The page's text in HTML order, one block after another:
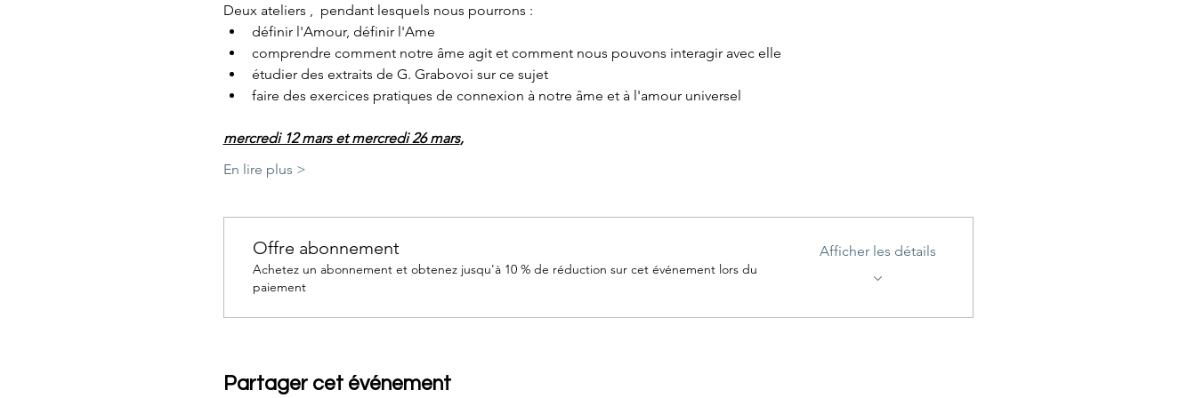
Deux ateliers ,  pendant lesquels nous pourrons :
définir l'Amour, définir l'Ame
comprendre comment notre âme agit et comment nous pouvons interagir avec elle
étudier des extraits de G. Grabovoi sur ce sujet
faire des exercices pratiques de connexion à notre âme et à l'amour universel
mercredi 12 mars et mercredi 26 mars,
En lire plus >
Offre abonnement
Achetez un abonnement et obtenez jusqu'à 10 % de réduction sur cet événement lors du
paiement
Afficher les détails
Partager cet événement